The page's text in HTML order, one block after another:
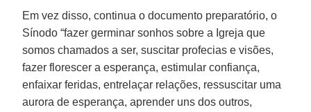
Em vez disso, continua o documento preparatório, o
Sínodo “fazer germinar sonhos sobre a Igreja que
somos chamados a ser, suscitar profecias e visões,
fazer florescer a esperança, estimular confiança,
enfaixar feridas, entrelaçar relações, ressuscitar uma
aurora de esperança, aprender uns dos outros,